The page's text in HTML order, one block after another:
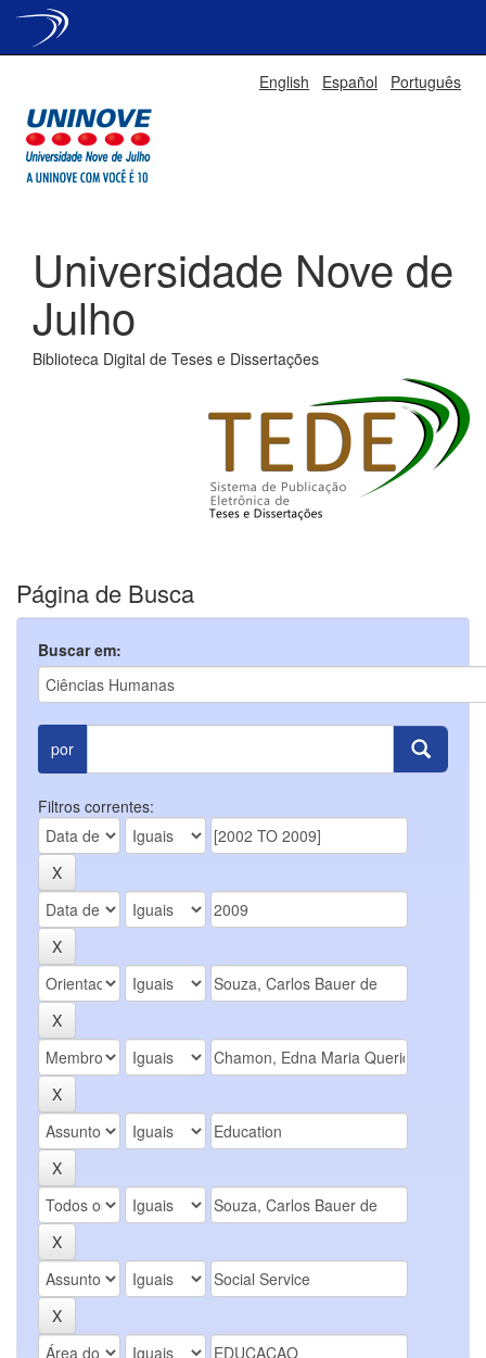
English Español Português
Universidade Nove de
Julho
Biblioteca Digital de Teses e Dissertações
Página de Busca
Buscar em:
por
Filtros correntes: